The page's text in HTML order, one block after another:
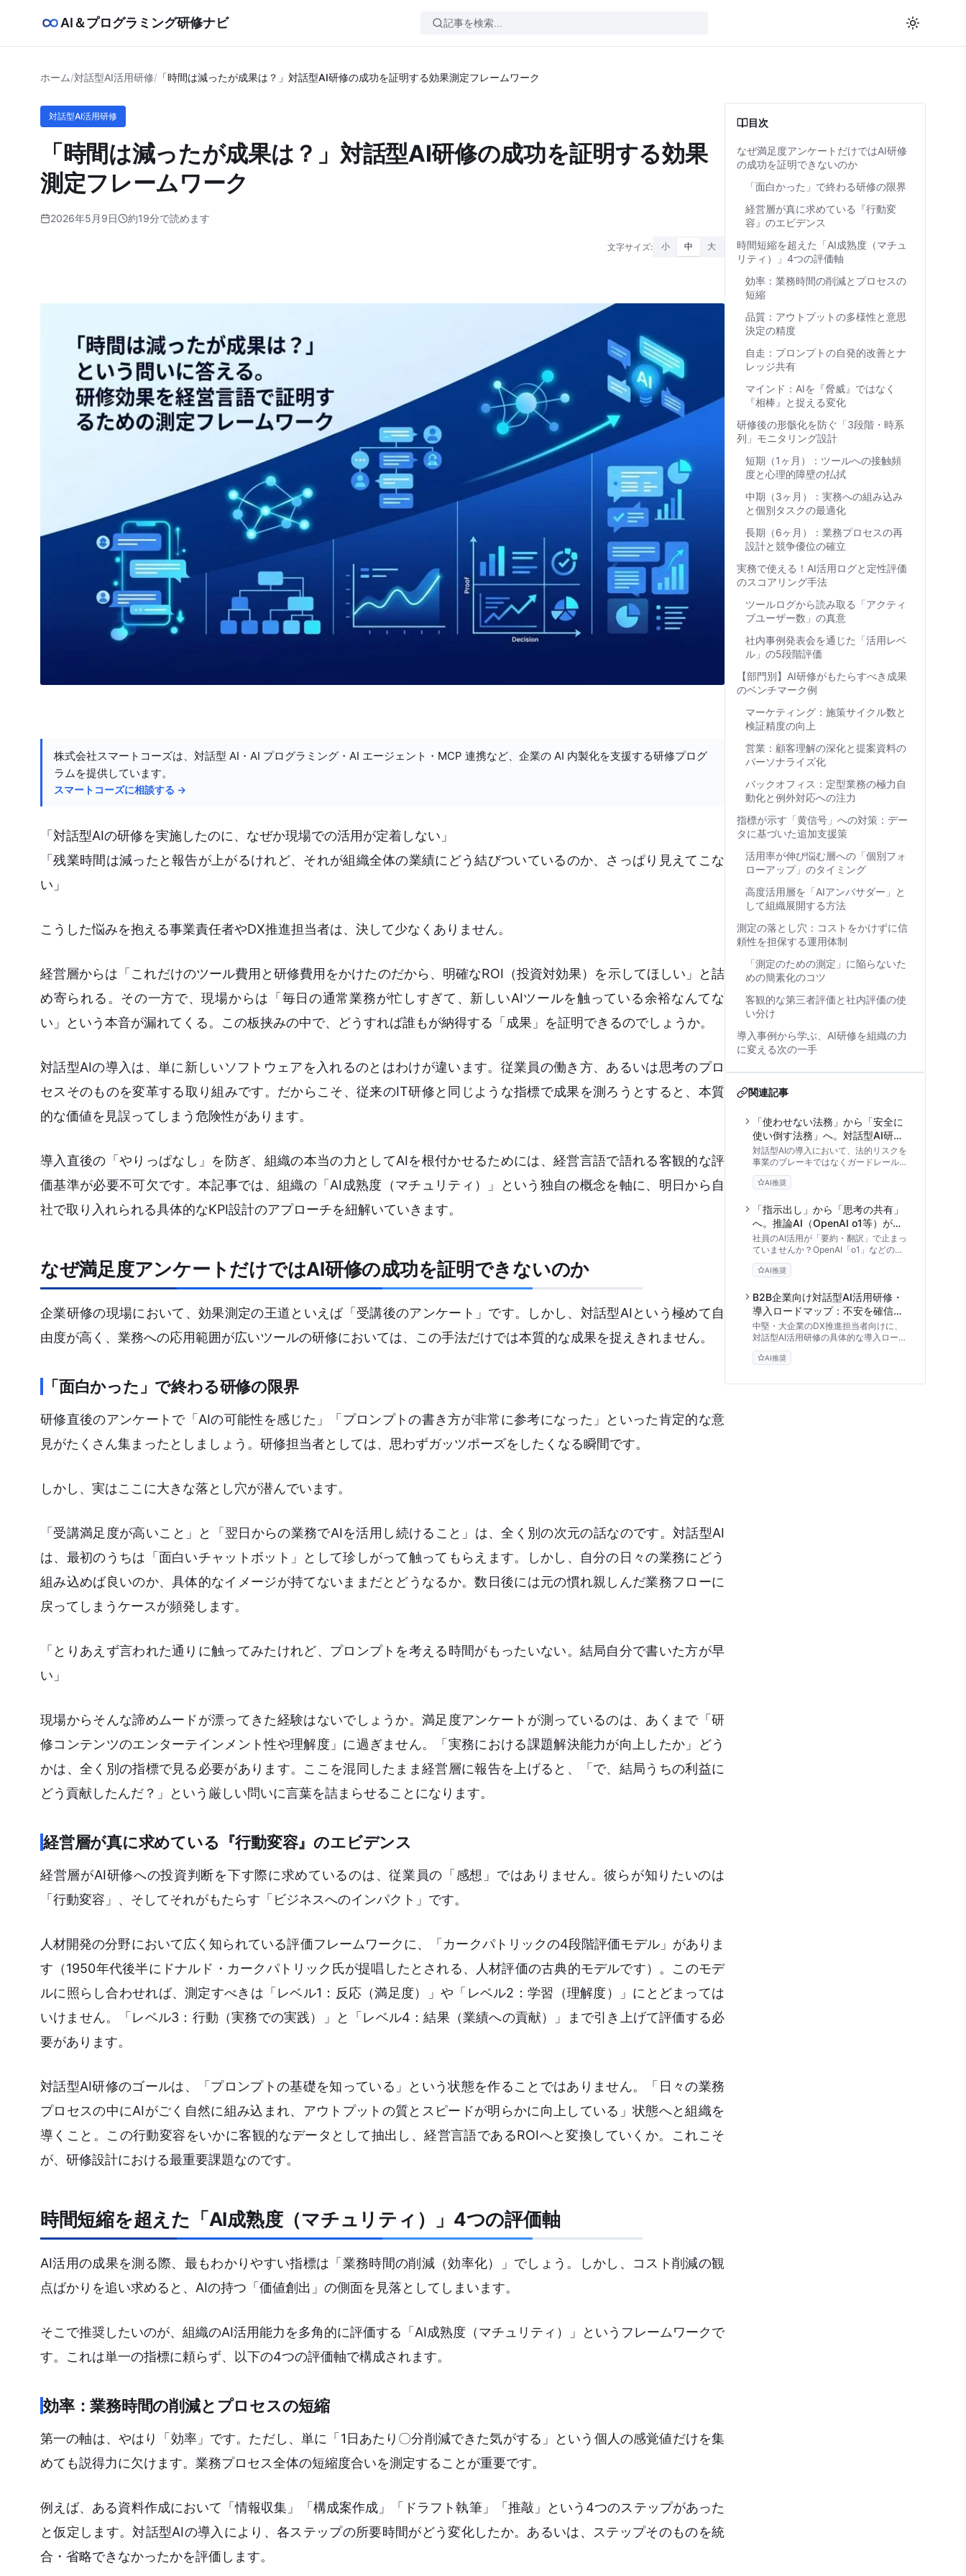
AI＆プログラミング研修ナビ
ホーム/対話型AI活用研修/ 「時間は減ったが成果は？」対話型AI研修の成功を証明する効果測定フレームワーク
対話型AI活用研修
「時間は減ったが成果は？」対話型AI研修の成功を証明する効果
測定フレームワーク
2026年5月9日 約19分で読めます
文字サイズ: 小 中 大
株式会社スマートコーズは、対話型 AI・AI プログラミング・AI エージェント・MCP 連携など、企業の AI 内製化を支援する研修プログ
ラムを提供しています。
スマートコーズに相談する →
「対話型AIの研修を実施したのに、なぜか現場での活用が定着しない」
「残業時間は減ったと報告が上がるけれど、それが組織全体の業績にどう結びついているのか、さっぱり見えてこな
い」
こうした悩みを抱える事業責任者やDX推進担当者は、決して少なくありません。
経営層からは「これだけのツール費用と研修費用をかけたのだから、明確なROI（投資対効果）を示してほしい」と詰
め寄られる。その一方で、現場からは「毎日の通常業務が忙しすぎて、新しいAIツールを触っている余裕なんてな
い」という本音が漏れてくる。この板挟みの中で、どうすれば誰もが納得する「成果」を証明できるのでしょうか。
対話型AIの導入は、単に新しいソフトウェアを入れるのとはわけが違います。従業員の働き方、あるいは思考のプロ
セスそのものを変革する取り組みです。だからこそ、従来のIT研修と同じような指標で成果を測ろうとすると、本質
的な価値を見誤ってしまう危険性があります。
導入直後の「やりっぱなし」を防ぎ、組織の本当の力としてAIを根付かせるためには、経営言語で語れる客観的な評
価基準が必要不可欠です。本記事では、組織の「AI成熟度（マチュリティ）」という独自の概念を軸に、明日から自
社で取り入れられる具体的なKPI設計のアプローチを紐解いていきます。
なぜ満足度アンケートだけではAI研修の成功を証明できないのか
企業研修の現場において、効果測定の王道といえば「受講後のアンケート」です。しかし、対話型AIという極めて自
由度が高く、業務への応用範囲が広いツールの研修においては、この手法だけでは本質的な成果を捉えきれません。
「面白かった」で終わる研修の限界
研修直後のアンケートで「AIの可能性を感じた」「プロンプトの書き方が非常に参考になった」といった肯定的な意
見がたくさん集まったとしましょう。研修担当者としては、思わずガッツポーズをしたくなる瞬間です。
しかし、実はここに大きな落とし穴が潜んでいます。
「受講満足度が高いこと」と「翌日からの業務でAIを活用し続けること」は、全く別の次元の話なのです。対話型AI
は、最初のうちは「面白いチャットボット」として珍しがって触ってもらえます。しかし、自分の日々の業務にどう
組み込めば良いのか、具体的なイメージが持てないままだとどうなるか。数日後には元の慣れ親しんだ業務フローに
戻ってしまうケースが頻発します。
「とりあえず言われた通りに触ってみたけれど、プロンプトを考える時間がもったいない。結局自分で書いた方が早
い」
現場からそんな諦めムードが漂ってきた経験はないでしょうか。満足度アンケートが測っているのは、あくまで「研
修コンテンツのエンターテインメント性や理解度」に過ぎません。「実務における課題解決能力が向上したか」どう
かは、全く別の指標で見る必要があります。ここを混同したまま経営層に報告を上げると、「で、結局うちの利益に
どう貢献したんだ？」という厳しい問いに言葉を詰まらせることになります。
経営層が真に求めている『行動変容』のエビデンス
経営層がAI研修への投資判断を下す際に求めているのは、従業員の「感想」ではありません。彼らが知りたいのは
「行動変容」、そしてそれがもたらす「ビジネスへのインパクト」です。
人材開発の分野において広く知られている評価フレームワークに、「カークパトリックの4段階評価モデル」がありま
す（1950年代後半にドナルド・カークパトリック氏が提唱したとされる、人材評価の古典的モデルです）。このモデ
ルに照らし合わせれば、測定すべきは「レベル1：反応（満足度）」や「レベル2：学習（理解度）」にとどまっては
いけません。「レベル3：行動（実務での実践）」と「レベル4：結果（業績への貢献）」まで引き上げて評価する必
要があります。
対話型AI研修のゴールは、「プロンプトの基礎を知っている」という状態を作ることではありません。「日々の業務
プロセスの中にAIがごく自然に組み込まれ、アウトプットの質とスピードが明らかに向上している」状態へと組織を
導くこと。この行動変容をいかに客観的なデータとして抽出し、経営言語であるROIへと変換していくか。これこそ
が、研修設計における最重要課題なのです。
時間短縮を超えた「AI成熟度（マチュリティ）」4つの評価軸
AI活用の成果を測る際、最もわかりやすい指標は「業務時間の削減（効率化）」でしょう。しかし、コスト削減の観
点ばかりを追い求めると、AIの持つ「価値創出」の側面を見落としてしまいます。
そこで推奨したいのが、組織のAI活用能力を多角的に評価する「AI成熟度（マチュリティ）」というフレームワークで
す。これは単一の指標に頼らず、以下の4つの評価軸で構成されます。
効率：業務時間の削減とプロセスの短縮
第一の軸は、やはり「効率」です。ただし、単に「1日あたり〇分削減できた気がする」という個人の感覚値だけを集
めても説得力に欠けます。業務プロセス全体の短縮度合いを測定することが重要です。
例えば、ある資料作成において「情報収集」「構成案作成」「ドラフト執筆」「推敲」という4つのステップがあった
と仮定します。対話型AIの導入により、各ステップの所要時間がどう変化したか。あるいは、ステップそのものを統
合・省略できなかったかを評価します。
目次
なぜ満足度アンケートだけではAI研修
の成功を証明できないのか
「面白かった」で終わる研修の限界
経営層が真に求めている『行動変
容』のエビデンス
時間短縮を超えた「AI成熟度（マチュ
リティ）」4つの評価軸
効率：業務時間の削減とプロセスの
短縮
品質：アウトプットの多様性と意思
決定の精度
自走：プロンプトの自発的改善とナ
レッジ共有
マインド：AIを『脅威』ではなく
『相棒』と捉える変化
研修後の形骸化を防ぐ「3段階・時系
列」モニタリング設計
短期（1ヶ月）：ツールへの接触頻
度と心理的障壁の払拭
中期（3ヶ月）：実務への組み込み
と個別タスクの最適化
長期（6ヶ月）：業務プロセスの再
設計と競争優位の確立
実務で使える！AI活用ログと定性評価
のスコアリング手法
ツールログから読み取る「アクティ
ブユーザー数」の真意
社内事例発表会を通じた「活用レベ
ル」の5段階評価
【部門別】AI研修がもたらすべき成果
のベンチマーク例
マーケティング：施策サイクル数と
検証精度の向上
営業：顧客理解の深化と提案資料の
パーソナライズ化
バックオフィス：定型業務の極力自
動化と例外対応への注力
指標が示す「黄信号」への対策：デー
タに基づいた追加支援策
活用率が伸び悩む層への「個別フォ
ローアップ」のタイミング
高度活用層を「AIアンバサダー」と
して組織展開する方法
測定の落とし穴：コストをかけずに信
頼性を担保する運用体制
「測定のための測定」に陥らないた
めの簡素化のコツ
客観的な第三者評価と社内評価の使
い分け
導入事例から学ぶ、AI研修を組織の力
に変える次の一手
関連記事
「使わせない法務」から「安全に
使い倒す法務」へ。対話型AI研修
が導くリーガル・デザイン
対話型AIの導入において、法的リスクを
事業のブレーキではなくガードレールに
変える「リーガル・デザイン」の手法を
解説。法務部門が主導する研修設計や、
ラインの必須条項など、実務に直結する
アプローチを提供します。
AI推奨
「指示出し」から「思考の共有」
へ。推論AI（OpenAI o1等）が変
える対話型AI研修と2025年の人
材育成
社員のAI活用が「要約・翻訳」で止まっ
ていませんか？OpenAI「o1」などの推
論AIの登場により、プロンプト入力のス
キルよりも「AIとどう考えるか」が重要
い対話型AI研修のカリキュラムと、組織
のAIリテラシーを高める実践的なステッ
プを専門家が解説します。
AI推奨
B2B企業向け対話型AI活用研修・
導入ロードマップ：不安を確信に
変える実践アプローチ
中堅・大企業のDX推進担当者向けに、
対話型AI活用研修の具体的な導入ロード
マップを解説。現場の抵抗感やセキュリ
ティ不安を解消し、組織全体にAIリテラ
ーチとリスク管理の手法を専門家の視点
AI推奨